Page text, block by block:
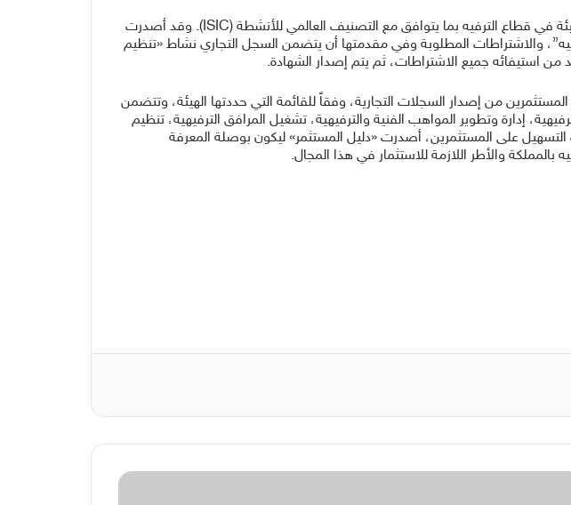
ويعد تنظيم وإدارة الحشود من بين الأنشطة التي تضمنتها القائمة الاستثمارية التي وضعتها الهيئة في قطاع الترفيه بما يتوافق مع التصنيف العالمي للأنشطة (ISIC). وقد أصدرت
والاشتراطات المطلوبة وفي مقدمتها أن يتضمن السجل التجاري نشاط «تنظيم
من استيفائه جميع الاشتراطات، ثم يتم إصدار الشهادة.
من إصدار السجلات التجارية، وفقاً للقائمة التي حددتها الهيئة، وتتضمن
إدارة وتطوير المواهب الفنية والترفيهية، تشغيل المرافق الترفيهية، تنظيم
التسهيل على المستثمرين، أصدرت «دليل المستثمر» ليكون بوصلة المعرفة
والأطر اللازمة للاستثمار في هذا المجال.